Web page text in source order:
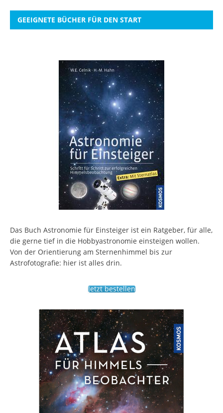
GEEIGNETE BÜCHER FÜR DEN START
Das Buch Astronomie für Einsteiger ist ein Ratgeber, für alle,
die gerne tief in die Hobbyastronomie einsteigen wollen.
Von der Orientierung am Sternenhimmel bis zur
Astrofotografie: hier ist alles drin.
Jetzt bestellen